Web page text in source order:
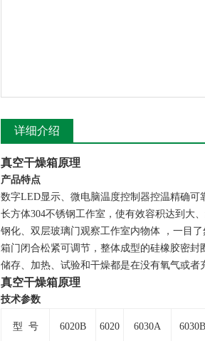
详细介绍
真空干燥箱原理
产品特点
数字LED显示、微电脑温度控制器控温精确可
长方体304不锈钢工作室，使有效容积达到大
钢化、双层玻璃门观察工作室内物体 ，一目了
箱门闭合松紧可调节，整体成型的硅橡胶密封
储存、加热、试验和干燥都是在没有氧气或者
真空干燥箱原理
技术参数
型 号 6020B 6020 6030A 6030B